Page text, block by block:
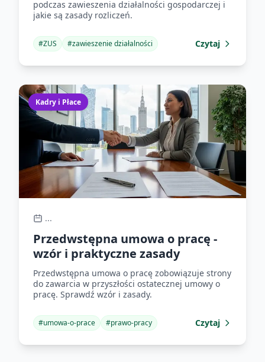
podczas zawieszenia działalności gospodarczej i
jakie są zasady rozliczeń.
#ZUS #zawieszenie działalności Czytaj
Kadry i Płace
...
Przedwstępna umowa o pracę -
wzór i praktyczne zasady
Przedwstępna umowa o pracę zobowiązuje strony
do zawarcia w przyszłości ostatecznej umowy o
pracę. Sprawdź wzór i zasady.
#umowa-o-prace #prawo-pracy Czytaj